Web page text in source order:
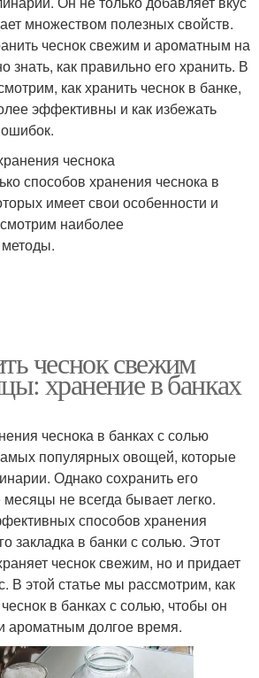
множеством полезных свойств.
чеснок свежим и ароматным на
знать, как правильно его хранить. В
как хранить чеснок в банке,
эффективны и как избежать
чеснока
способов хранения чеснока в
имеет свои особенности и
наиболее
чеснок свежим
хранение в банках
чеснока в банках с солью
популярных овощей, которые
Однако сохранить его
не всегда бывает легко.
способов хранения
закладка в банки с солью. Этот
чеснок свежим, но и придает
В этой статье мы рассмотрим, как
в банках с солью, чтобы он
ароматным долгое время.